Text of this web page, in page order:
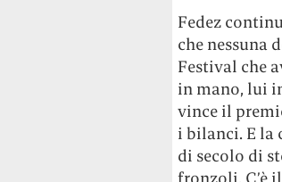
Fedez
che nessuna
Festival che
in mano, lui
vince il
i bilanci. E la
di secolo di